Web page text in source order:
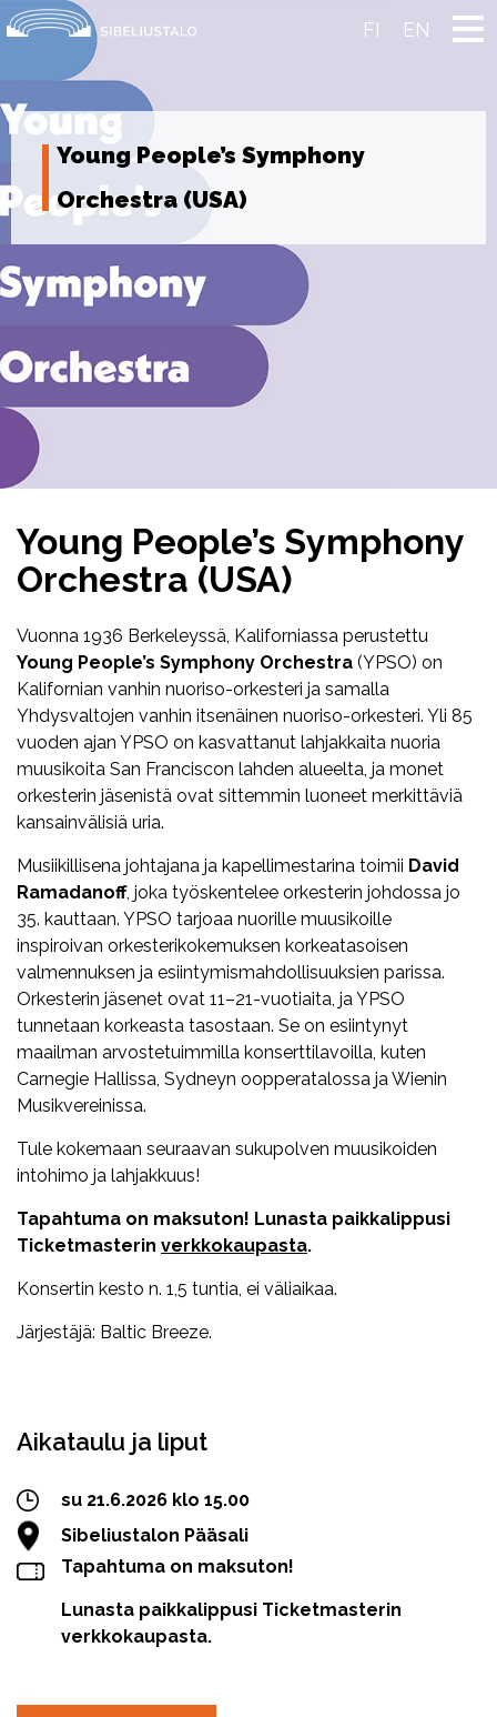
Skip
to
FI EN
Young People’s Symphony
Orchestra (USA)
Young People’s Symphony
Orchestra (USA)
Vuonna 1936 Berkeleyssä, Kaliforniassa perustettu
Young People’s Symphony Orchestra (YPSO) on
Kalifornian vanhin nuoriso-orkesteri ja samalla
Yhdysvaltojen vanhin itsenäinen nuoriso-orkesteri. Yli 85
vuoden ajan YPSO on kasvattanut lahjakkaita nuoria
muusikoita San Franciscon lahden alueelta, ja monet
orkesterin jäsenistä ovat sittemmin luoneet merkittäviä
kansainvälisiä uria.
Musiikillisena johtajana ja kapellimestarina toimii David
Ramadanoff, joka työskentelee orkesterin johdossa jo
35. kauttaan. YPSO tarjoaa nuorille muusikoille
inspiroivan orkesterikokemuksen korkeatasoisen
valmennuksen ja esiintymismahdollisuuksien parissa.
Orkesterin jäsenet ovat 11–21-vuotiaita, ja YPSO
tunnetaan korkeasta tasostaan. Se on esiintynyt
maailman arvostetuimmilla konserttilavoilla, kuten
Carnegie Hallissa, Sydneyn oopperatalossa ja Wienin
Musikvereinissa.
Tule kokemaan seuraavan sukupolven muusikoiden
intohimo ja lahjakkuus!
Tapahtuma on maksuton! Lunasta paikkalippusi
Ticketmasterin verkkokaupasta.
Konsertin kesto n. 1,5 tuntia, ei väliaikaa.
Järjestäjä: Baltic Breeze.
Aikataulu ja liput
su 21.6.2026 klo 15.00
Sibeliustalon Pääsali
Tapahtuma on maksuton!
Lunasta paikkalippusi Ticketmasterin
verkkokaupasta.